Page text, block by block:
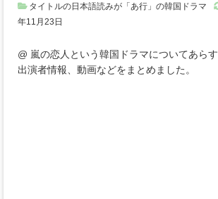
タイトルの日本語読みが「あ行」の韓国ドラマ
年11月23日
@ 嵐の恋人という韓国ドラマについてあらす
出演者情報、動画などをまとめました。